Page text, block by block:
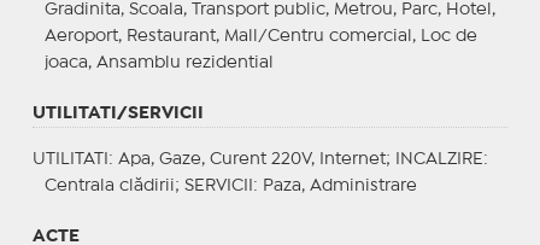
Gradinita, Scoala, Transport public, Metrou, Parc, Hotel,
Aeroport, Restaurant, Mall/Centru comercial, Loc de
joaca, Ansamblu rezidential
UTILITATI/SERVICII
UTILITATI : Apa, Gaze, Curent 220V, Internet; INCALZIRE :
Centrala clădirii; SERVICII : Paza, Administrare
ACTE